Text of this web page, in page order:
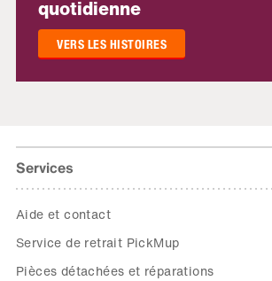
quotidienne
VERS LES HISTOIRES
Services
Aide et contact
Service de retrait PickMup
Pièces détachées et réparations